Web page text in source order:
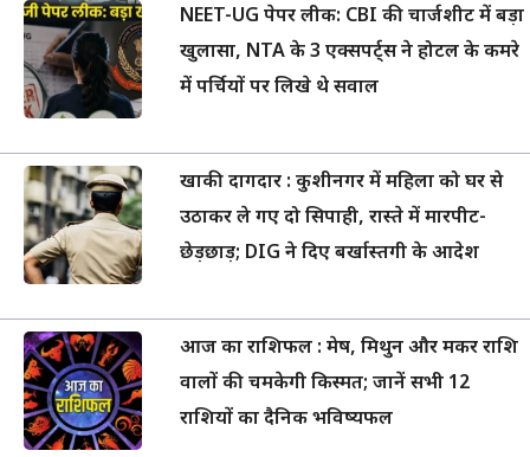
NEET-UG पेपर लीक: CBI की चार्जशीट में बड़ा
खुलासा, NTA के 3 एक्सपर्ट्स ने होटल के कमरे
में पर्चियों पर लिखे थे सवाल
खाकी दागदार : कुशीनगर में महिला को घर से
उठाकर ले गए दो सिपाही, रास्ते में मारपीट-
छेड़छाड़; DIG ने दिए बर्खास्तगी के आदेश
आज का राशिफल : मेष, मिथुन और मकर राशि
वालों की चमकेगी किस्मत; जानें सभी 12
राशियों का दैनिक भविष्यफल